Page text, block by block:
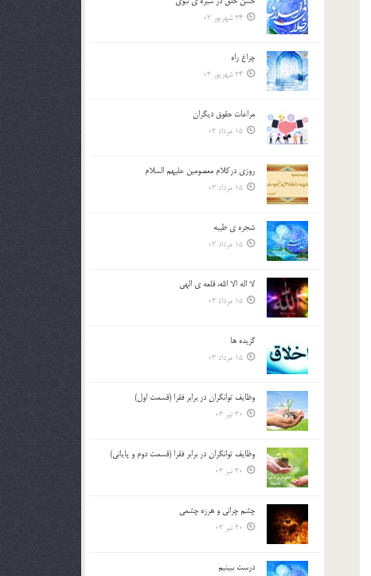
24 شهریور 03
چراغ راه
24 شهریور 03
مراعات حقوق ديگران
15 مرداد 03
روزي دركلام معصومين عليهم السلام
15 مرداد 03
شجره ي طيبه
15 مرداد 03
لا اله الا الله، قلعه ي الهي
15 مرداد 03
گزيده ها
15 مرداد 03
وظایف توانگران در برابر فقرا (قسمت اول)
30 تیر 03
وظایف توانگران در برابر فقرا (قسمت دوم و پایانی)
30 تیر 03
چشم ‏چرانى و هرزه‏ چشمى
30 تیر 03
درست ببينيم